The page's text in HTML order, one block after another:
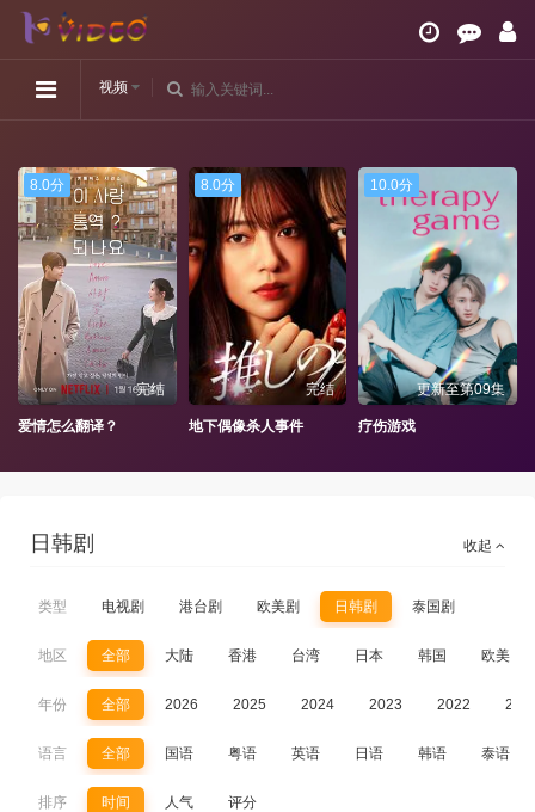
视频
8.0分
完结
爱情怎么翻译？
8.0分
完结
地下偶像杀人事件
10.0分
更新至第09集
疗伤游戏
收起
日韩剧
类型 电视剧 港台剧 欧美剧 日韩剧 泰国剧
地区 全部 大陆 香港 台湾 日本 韩国 欧美
年份 全部 2026 2025 2024 2023 2022
语言 全部 国语 粤语 英语 日语 韩语 泰语
排序 时间 人气 评分